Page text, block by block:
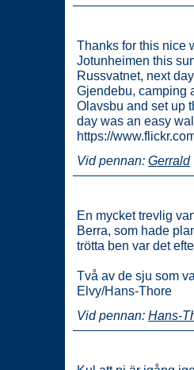
Thanks for this nice
Jotunheimen this
Russvatnet, next
Gjendebu, camping
Olavsbu and set up
day was an easy
https://
Vid pennan: Gerrald
En mycket trevlig
Berra, som hade
trötta ben var det
Två av de sju som
Elvy/Hans-Thore
Vid pennan: Hans-